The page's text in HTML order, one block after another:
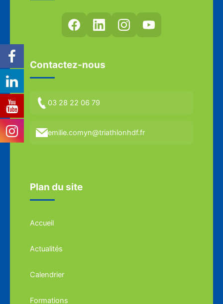
Contactez-nous
03 28 22 06 79
emilie.comyn@triathlonhdf.fr
Plan du site
Accueil
Actualités
Calendrier
Formations